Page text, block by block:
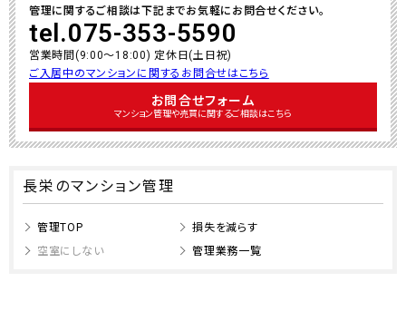
管理に関するご相談は下記までお気軽にお問合せください。
tel.075-353-5590
営業時間(9:00～18:00) 定休日(土日祝)
ご入居中のマンションに関するお問合せはこちら
お問合せフォーム
マンション管理や売買に関するご相談はこちら
長栄のマンション管理
管理TOP
損失を減らす
空室にしない
管理業務一覧